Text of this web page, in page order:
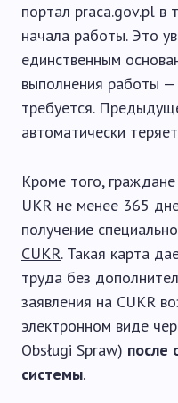
портал praca.gov.pl в
начала работы. Это
единственным
выполнения работы
требуется.
автоматически
Кроме того,
UKR не менее 365
получение
CUKR. Такая карта
труда без
заявления на CUKR
электронном виде
Obsługi Spraw) после
системы.